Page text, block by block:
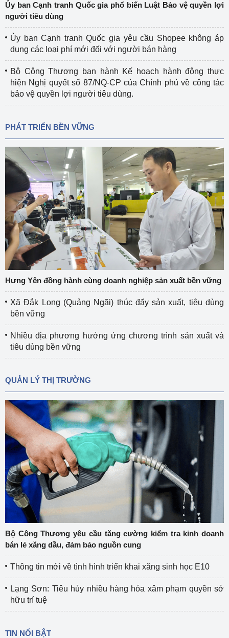
Ủy ban Cạnh tranh Quốc gia phổ biến Luật Bảo vệ quyền lợi
người tiêu dùng
Ủy ban Cạnh tranh Quốc gia yêu cầu Shopee không áp
dụng các loại phí mới đối với người bán hàng
Bộ Công Thương ban hành Kế hoạch hành động thực
hiện Nghị quyết số 87/NQ-CP của Chính phủ về công tác
bảo vệ quyền lợi người tiêu dùng.
PHÁT TRIỂN BỀN VỮNG
Hưng Yên đồng hành cùng doanh nghiệp sản xuất bền vững
Xã Đắk Long (Quảng Ngãi) thúc đẩy sản xuất, tiêu dùng
bền vững
Nhiều địa phương hưởng ứng chương trình sản xuất và
tiêu dùng bền vững
QUẢN LÝ THỊ TRƯỜNG
Bộ Công Thương yêu cầu tăng cường kiểm tra kinh doanh
bán lẻ xăng dầu, đảm bảo nguồn cung
Thông tin mới về tình hình triển khai xăng sinh học E10
Lạng Sơn: Tiêu hủy nhiều hàng hóa xâm phạm quyền sở
hữu trí tuệ
TIN NỔI BẬT